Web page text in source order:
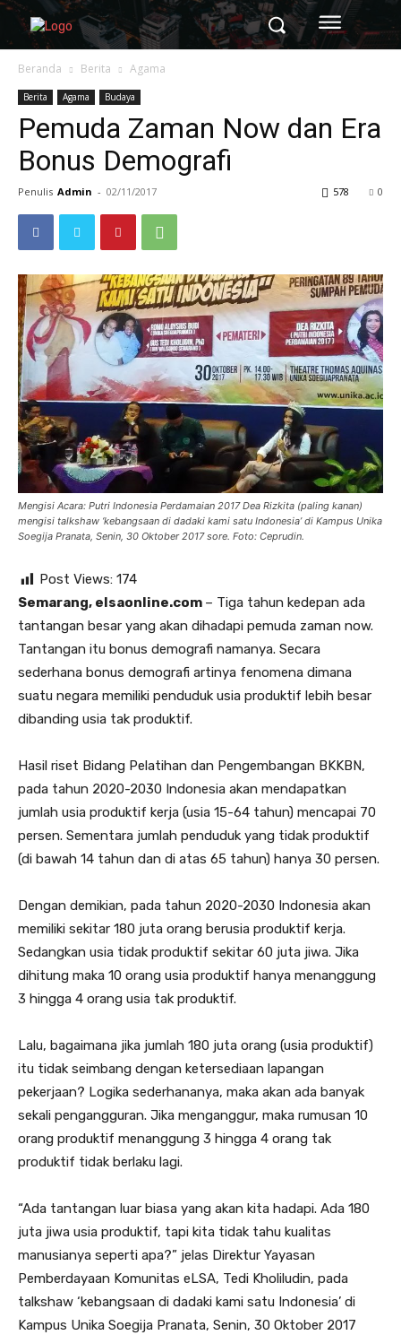
Beranda Berita Agama
Berita Agama Budaya
Pemuda Zaman Now dan Era
Bonus Demografi
Penulis Admin - 02/11/2017 0
578
Mengisi Acara: Putri Indonesia Perdamaian 2017 Dea Rizkita (paling kanan)
mengisi talkshaw ‘kebangsaan di dadaki kami satu Indonesia’ di Kampus Unika
Soegija Pranata, Senin, 30 Oktober 2017 sore. Foto: Ceprudin.
Post Views: 174
Semarang, elsaonline.com – Tiga tahun kedepan ada
tantangan besar yang akan dihadapi pemuda zaman now.
Tantangan itu bonus demografi namanya. Secara
sederhana bonus demografi artinya fenomena dimana
suatu negara memiliki penduduk usia produktif lebih besar
dibanding usia tak produktif.
Hasil riset Bidang Pelatihan dan Pengembangan BKKBN,
pada tahun 2020-2030 Indonesia akan mendapatkan
jumlah usia produktif kerja (usia 15-64 tahun) mencapai 70
persen. Sementara jumlah penduduk yang tidak produktif
(di bawah 14 tahun dan di atas 65 tahun) hanya 30 persen.
Dengan demikian, pada tahun 2020-2030 Indonesia akan
memiliki sekitar 180 juta orang berusia produktif kerja.
Sedangkan usia tidak produktif sekitar 60 juta jiwa. Jika
dihitung maka 10 orang usia produktif hanya menanggung
3 hingga 4 orang usia tak produktif.
Lalu, bagaimana jika jumlah 180 juta orang (usia produktif)
itu tidak seimbang dengan ketersediaan lapangan
pekerjaan? Logika sederhananya, maka akan ada banyak
sekali pengangguran. Jika menganggur, maka rumusan 10
orang produktif menanggung 3 hingga 4 orang tak
produktif tidak berlaku lagi.
“Ada tantangan luar biasa yang akan kita hadapi. Ada 180
juta jiwa usia produktif, tapi kita tidak tahu kualitas
manusianya seperti apa?” jelas Direktur Yayasan
Pemberdayaan Komunitas eLSA, Tedi Kholiludin, pada
talkshaw ‘kebangsaan di dadaki kami satu Indonesia’ di
Kampus Unika Soegija Pranata, Senin, 30 Oktober 2017